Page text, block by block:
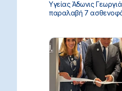
Υγείας Άδωνις
παραλαβή 7